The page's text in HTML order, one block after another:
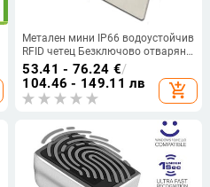
Метален мини IP66 водоустойчив
RFID четец Безключово отваряне
на врати Скенер за контрол на
достъпа Вграден четец на
пръстови отпечатъци
53.41 - 76.24 €/
104.46 - 149.11 лв
add_shopping_cart